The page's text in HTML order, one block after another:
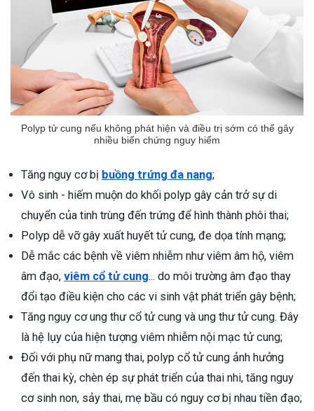
Polyp tử cung nếu không phát hiện và điều trị sớm có thể gây
nhiều biến chứng nguy hiểm
Tăng nguy cơ bị buồng trứng đa nang;
Vô sinh - hiếm muộn do khối polyp gây cản trở sự di
chuyển của tinh trùng đến trứng để hình thành phôi thai;
Polyp dễ vỡ gây xuất huyết tử cung, đe dọa tính mạng;
Dễ mắc các bệnh về viêm nhiễm như viêm âm hộ, viêm
âm đạo, viêm cổ tử cung... do môi trường âm đạo thay
đổi tạo điều kiện cho các vi sinh vật phát triển gây bệnh;
Tăng nguy cơ ung thư cổ tử cung và ung thư tử cung. Đây
là hệ lụy của hiện tượng viêm nhiễm nội mạc tử cung;
Đối với phụ nữ mang thai, polyp cổ tử cung ảnh hưởng
đến thai kỳ, chèn ép sự phát triển của thai nhi, tăng nguy
cơ sinh non, sảy thai, mẹ bầu có nguy cơ bị nhau tiền đạo;